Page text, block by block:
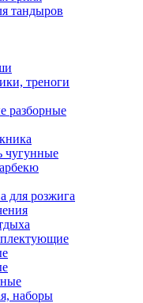
тандыров
треноги
разборные
чугунные
для розжига
наборы